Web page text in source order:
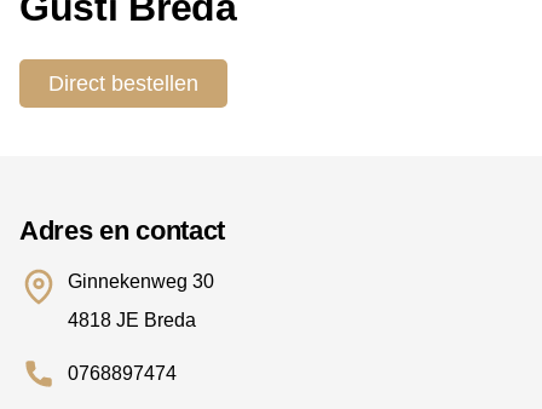
Direct bestellen
Adres en contact
Ginnekenweg 30
4818 JE Breda
0768897474